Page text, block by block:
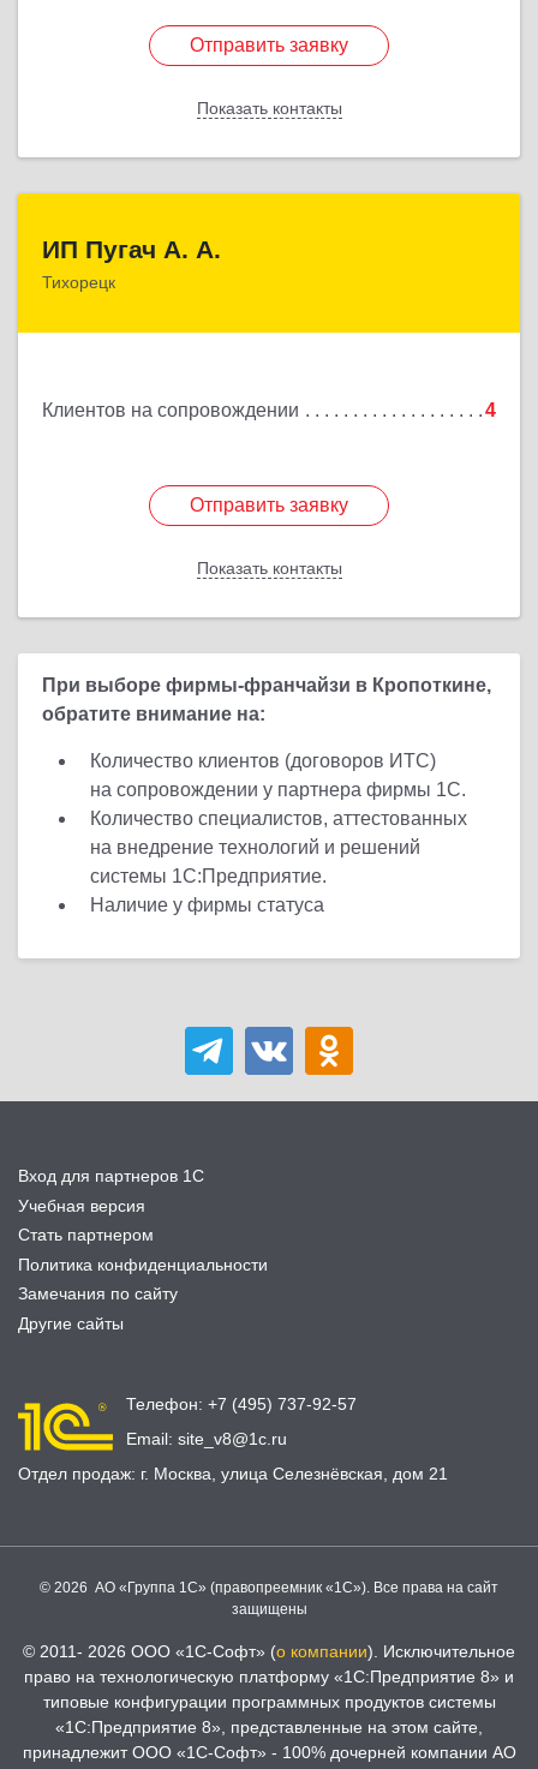
Отправить заявку
Показать контакты
Отправить заявку
Назад
ИП Пугач А. А.
Тихорецк
Клиентов на сопровождении 4
Отправить заявку
Показать контакты
352114, Краснодарский край, Тихорецкий р-н,
Подробнее
Отправить заявку
Назад
При выборе фирмы-франчайзи в Кропоткине,
обратите внимание на:
Количество клиентов (договоров ИТС)
на сопровождении у партнера фирмы 1С.
Количество специалистов, аттестованных
на внедрение технологий и решений
системы 1С:Предприятие.
Наличие у фирмы статуса
Вход для партнеров 1С
Учебная версия
Стать партнером
Политика конфиденциальности
Замечания по сайту
Другие сайты
Телефон: +7 (495) 737-92-57
Email: site_v8@1c.ru
Отдел продаж: г. Москва, улица Селезнёвская, дом 21
© 2026 АО «Группа 1С» (правопреемник «1С»). Все права на сайт
защищены
© 2011- 2026 ООО «1С-Софт» (о компании). Исключительное
право на технологическую платформу «1С:Предприятие 8» и
типовые конфигурации программных продуктов системы
«1С:Предприятие 8», представленные на этом сайте,
принадлежит ООО «1С-Софт» - 100% дочерней компании АО